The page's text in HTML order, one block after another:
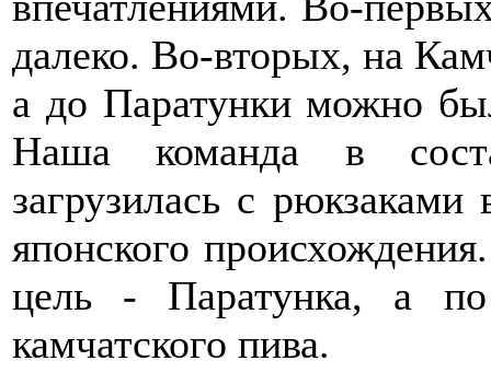
далеко. Во-вторых, на
а до Паратунки можно
Наша команда в
загрузилась с
японского
цель - Паратунка, а
камчатского пива.